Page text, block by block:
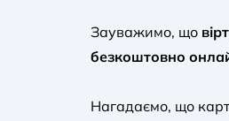
Зауважимо, що
безкоштовно
Нагадаємо, що